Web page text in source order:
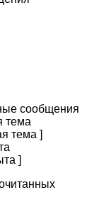
сообщения
тема
тема ]
]